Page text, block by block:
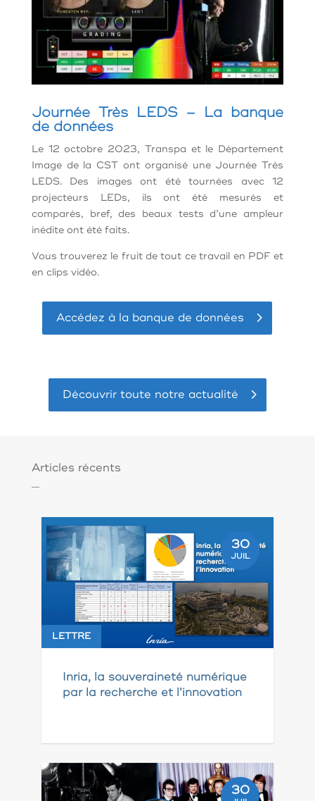
Journée Très LEDS – La banque
de données
Le 12 octobre 2023, Transpa et le Département
Image de la CST ont organisé une Journée Très
LEDS. Des images ont été tournées avec 12
projecteurs LEDs, ils ont été mesurés et
comparés, bref, des beaux tests d’une ampleur
inédite ont été faits.
Vous trouverez le fruit de tout ce travail en PDF et
en clips vidéo.
Accédez à la banque de données
Découvrir toute notre actualité
Articles récents
30
JUIL
LETTRE
Inria, la souveraineté numérique
par la recherche et l’innovation
30